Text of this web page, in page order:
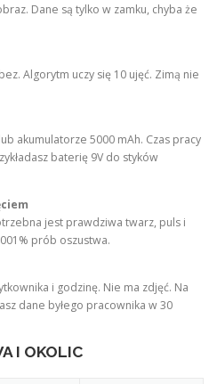
Dane są tylko w zamku, chyba że
Algorytm uczy się 10 ujęć. Zimą nie
akumulatorze 5000 mAh. Czas pracy
baterię 9V do styków
jest prawdziwa twarz, puls i
prób oszustwa.
i godzinę. Nie ma zdjęć. Na
dane byłego pracownika w 30
I OKOLIC